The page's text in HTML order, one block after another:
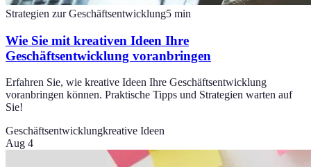
Strategien zur Geschäftsentwicklung5 min
Wie Sie mit kreativen Ideen Ihre
Geschäftsentwicklung voranbringen
Erfahren Sie, wie kreative Ideen Ihre Geschäftsentwicklung
voranbringen können. Praktische Tipps und Strategien warten auf
Sie!
Geschäftsentwicklungkreative Ideen
Aug 4